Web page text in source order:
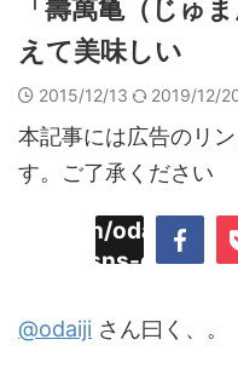
「壽萬亀（じゅ
えて美味しい
2015/12/13 2019/12/
本記事には広告のリ
す。ご了承ください
sns-count-
@odaiji さん曰く、。